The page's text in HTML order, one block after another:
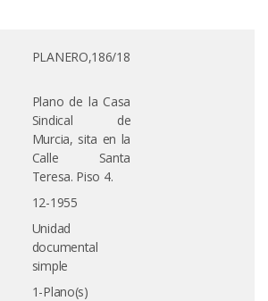
PLANERO,186/18
Plano de la Casa
Sindical de
Murcia, sita en la
Calle Santa
Teresa. Piso 4.
12-1955
Unidad
documental
simple
1-Plano(s)